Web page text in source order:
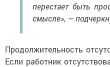
перестает быть
смысле», —
Продолжительность
Если работник